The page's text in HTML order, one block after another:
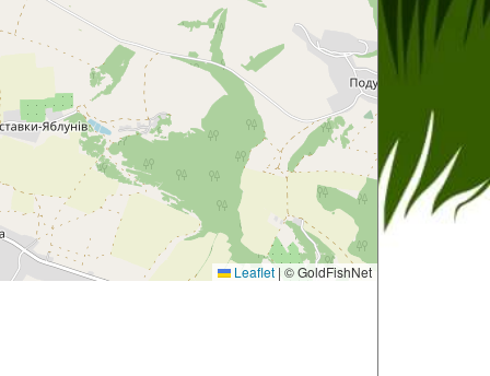
Leaflet | © GoldFishNet